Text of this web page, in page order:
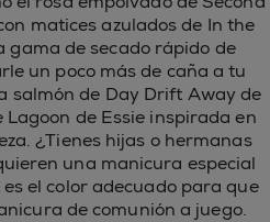
matices azulados de In the
gama de secado rápido de
un poco más de caña a tu
salmón de Day Drift Away de
Lagoon de Essie inspirada en
¿Tienes hijas o hermanas
una manicura especial
el color adecuado para que
de comunión a juego.